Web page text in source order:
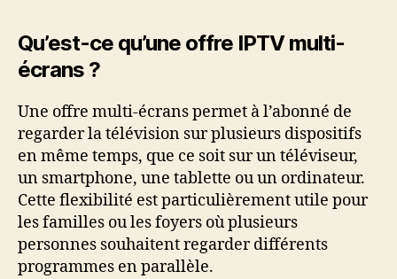
Qu’est-ce qu’une offre IPTV multi-
écrans ?
Une offre multi-écrans permet à l’abonné de
regarder la télévision sur plusieurs dispositifs
en même temps, que ce soit sur un téléviseur,
un smartphone, une tablette ou un ordinateur.
Cette flexibilité est particulièrement utile pour
les familles ou les foyers où plusieurs
personnes souhaitent regarder différents
programmes en parallèle.